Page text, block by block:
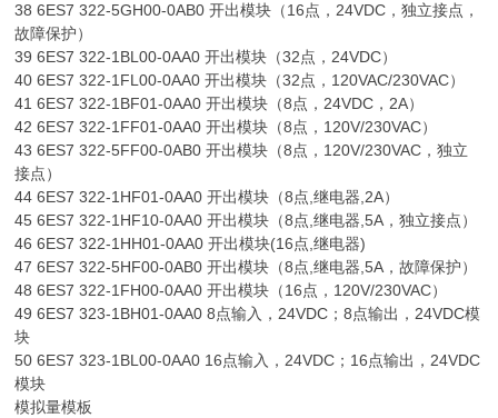
38 6ES7 322-5GH00-0AB0 开出模块（16点，24VDC，独立接点，
故障保护）
39 6ES7 322-1BL00-0AA0 开出模块（32点，24VDC）
40 6ES7 322-1FL00-0AA0 开出模块（32点，120VAC/230VAC）
41 6ES7 322-1BF01-0AA0 开出模块（8点，24VDC，2A）
42 6ES7 322-1FF01-0AA0 开出模块（8点，120V/230VAC）
43 6ES7 322-5FF00-0AB0 开出模块（8点，120V/230VAC，独立
接点）
44 6ES7 322-1HF01-0AA0 开出模块（8点,继电器,2A）
45 6ES7 322-1HF10-0AA0 开出模块（8点,继电器,5A，独立接点）
46 6ES7 322-1HH01-0AA0 开出模块(16点,继电器)
47 6ES7 322-5HF00-0AB0 开出模块（8点,继电器,5A，故障保护）
48 6ES7 322-1FH00-0AA0 开出模块（16点，120V/230VAC）
49 6ES7 323-1BH01-0AA0 8点输入，24VDC；8点输出，24VDC模
块
50 6ES7 323-1BL00-0AA0 16点输入，24VDC；16点输出，24VDC
模块
模拟量模板